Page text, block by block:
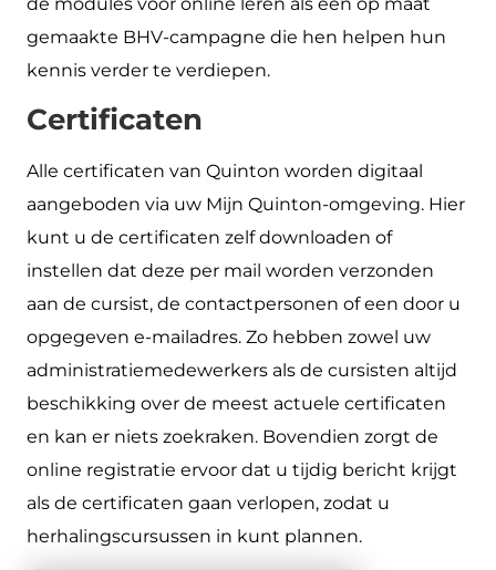
gemaakte BHV-campagne die hen helpen hun
kennis verder te verdiepen.
Certificaten
Alle certificaten van Quinton worden digitaal
aangeboden via uw Mijn Quinton-omgeving. Hier
kunt u de certificaten zelf downloaden of
instellen dat deze per mail worden verzonden
aan de cursist, de contactpersonen of een door u
opgegeven e-mailadres. Zo hebben zowel uw
administratiemedewerkers als de cursisten altijd
beschikking over de meest actuele certificaten
en kan er niets zoekraken. Bovendien zorgt de
online registratie ervoor dat u tijdig bericht krijgt
als de certificaten gaan verlopen, zodat u
herhalingscursussen in kunt plannen.